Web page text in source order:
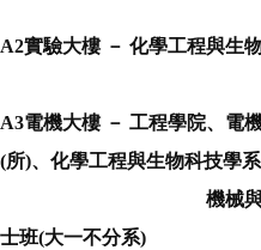
A2實驗大樓 － 化學工程與生
A3電機大樓 － 工程學院、電
(所)、化學工程與生物科技學系
機械與材料工程
士班(大一不分系)